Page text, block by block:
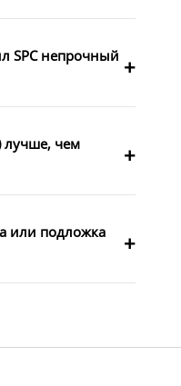
SPC непрочный
лучше, чем
или подложка